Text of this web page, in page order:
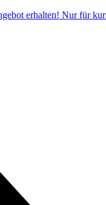
erhalten! Nur für